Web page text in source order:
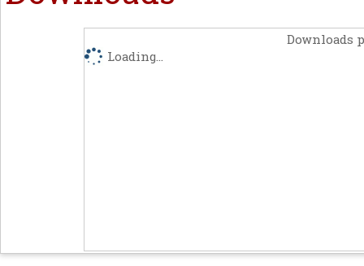
Downloads
Loading...